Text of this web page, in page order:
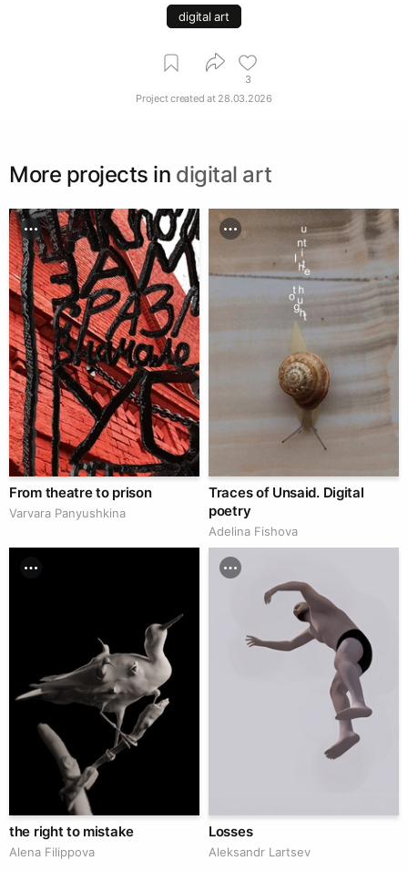
digital art
3
Project created at 28.03.2026
More projects in digital art
From theatre to prison
Varvara Panyushkina
Traces of Unsaid. Digital
poetry
Adelina Fishova
the right to mistake
Alena Filippova
Losses
Аleksandr Lartsev